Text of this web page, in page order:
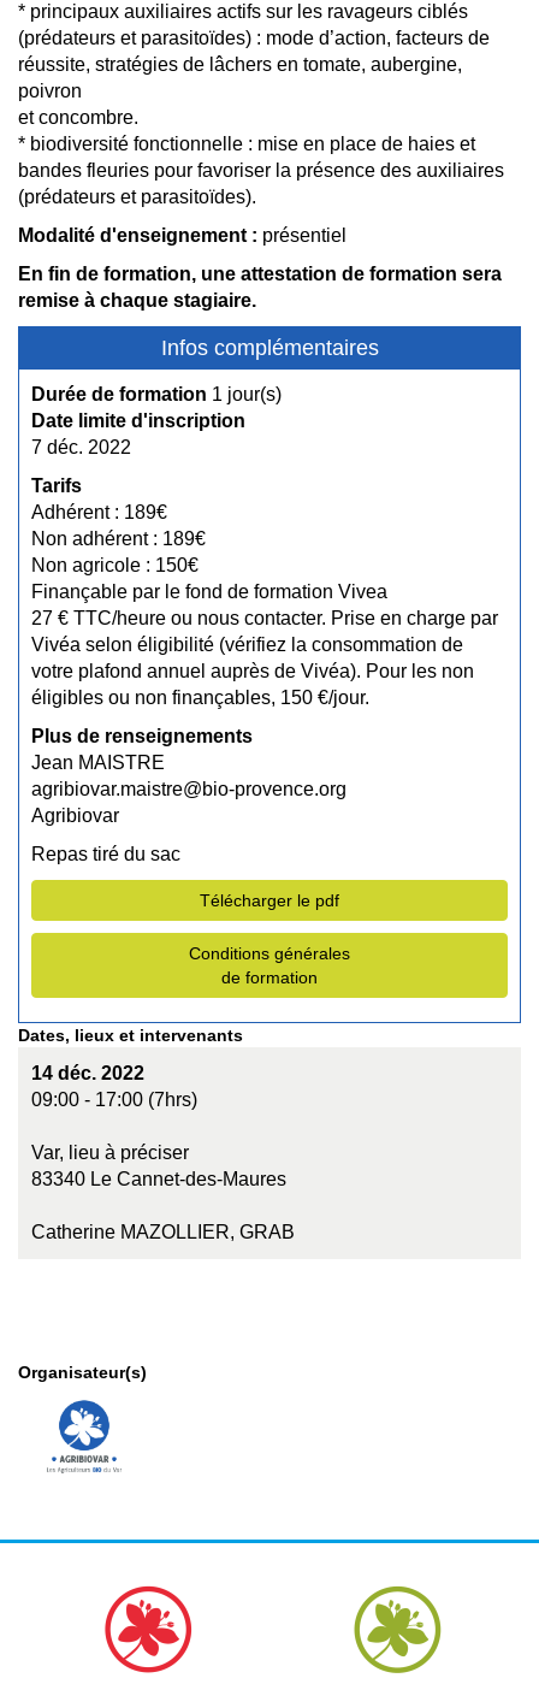
* principaux auxiliaires actifs sur les ravageurs ciblés
(prédateurs et parasitoïdes) : mode d’action, facteurs de
réussite, stratégies de lâchers en tomate, aubergine,
poivron
et concombre.
* biodiversité fonctionnelle : mise en place de haies et
bandes fleuries pour favoriser la présence des auxiliaires
(prédateurs et parasitoïdes).
Modalité d'enseignement : présentiel
En fin de formation, une attestation de formation sera
remise à chaque stagiaire.
Infos complémentaires
Durée de formation 1 jour(s)
Date limite d'inscription
7 déc. 2022
Tarifs
Adhérent : 189€
Non adhérent : 189€
Non agricole : 150€
Finançable par le fond de formation Vivea
27 € TTC/heure ou nous contacter. Prise en charge par
Vivéa selon éligibilité (vérifiez la consommation de
votre plafond annuel auprès de Vivéa). Pour les non
éligibles ou non finançables, 150 €/jour.
Plus de renseignements
Jean MAISTRE
agribiovar.maistre@bio-provence.org
Agribiovar
Repas tiré du sac
Télécharger le pdf
Conditions générales
de formation
Dates, lieux et intervenants
14 déc. 2022
09:00 - 17:00 (7hrs)
Var, lieu à préciser
83340 Le Cannet-des-Maures
Catherine MAZOLLIER, GRAB
Organisateur(s)